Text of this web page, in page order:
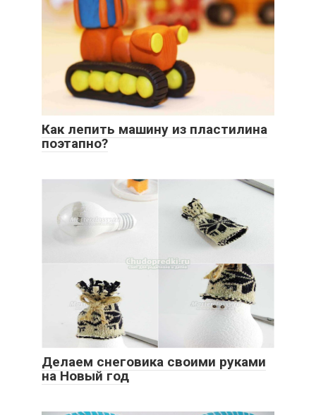
Как лепить машину из пластилина
поэтапно?
Делаем снеговика своими руками
на Новый год